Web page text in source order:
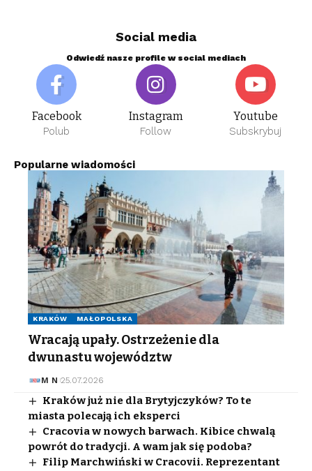
Social media
Odwiedź nasze profile w social mediach
Facebook
Polub
Instagram
Follow
Youtube
Subskrybuj
Popularne wiadomości
KRAKÓW MAŁOPOLSKA
Wracają upały. Ostrzeżenie dla
dwunastu województw
M N 25.07.2026
Kraków już nie dla Brytyjczyków? To te
miasta polecają ich eksperci
Cracovia w nowych barwach. Kibice chwalą
powrót do tradycji. A wam jak się podoba?
Filip Marchwiński w Cracovii. Reprezentant